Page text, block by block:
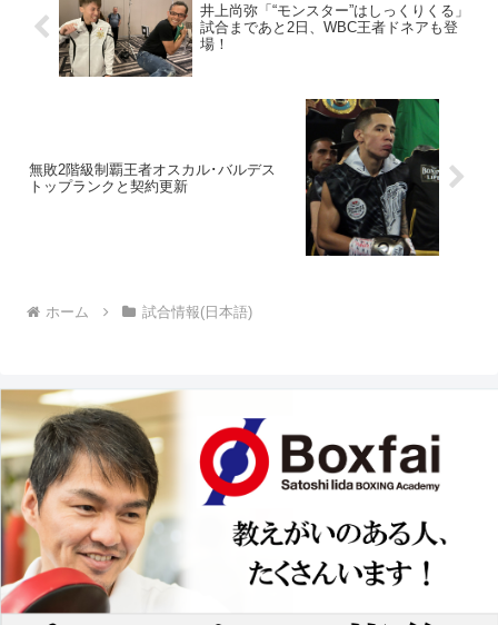
井上尚弥「“モンスター”はしっくりくる」
試合まであと2日、WBC王者ドネアも登
場！
無敗2階級制覇王者オスカル･バルデス
トップランクと契約更新
ホーム 試合情報(日本語)